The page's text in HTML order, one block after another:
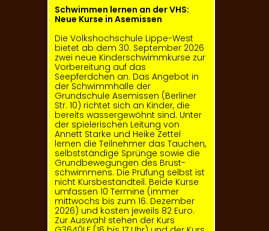
Schwimmen lernen an der VHS:
Neue Kurse in Asemissen
Die Volkshochschule Lippe-West
bietet ab dem 30. September 2026
zwei neue Kinderschwimmkurse zur
Vorbereitung auf das
Seepferdchen an. Das Angebot in
der Schwimm­halle der
Grundschule Asemissen (Berliner
Str. 10) richtet sich an Kinder, die
bereits wassergewöhnt sind. Unter
der spielerischen Leitung von
Annett Starke und Heike Zettel
lernen die Teilnehmer das Tauchen,
selbstständige Sprünge sowie die
Grundbewegungen des Brust­
schwimmens. Die Prüfung selbst ist
nicht Kursbestandteil. Beide Kurse
umfassen 10 Termine (immer
mittwochs bis zum 16. Dezember
2026) und kosten jeweils 82 Euro.
Zur Auswahl stehen der Kurs